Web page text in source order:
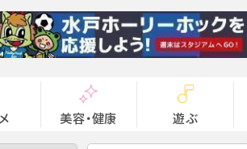
美容・健康 遊ぶ